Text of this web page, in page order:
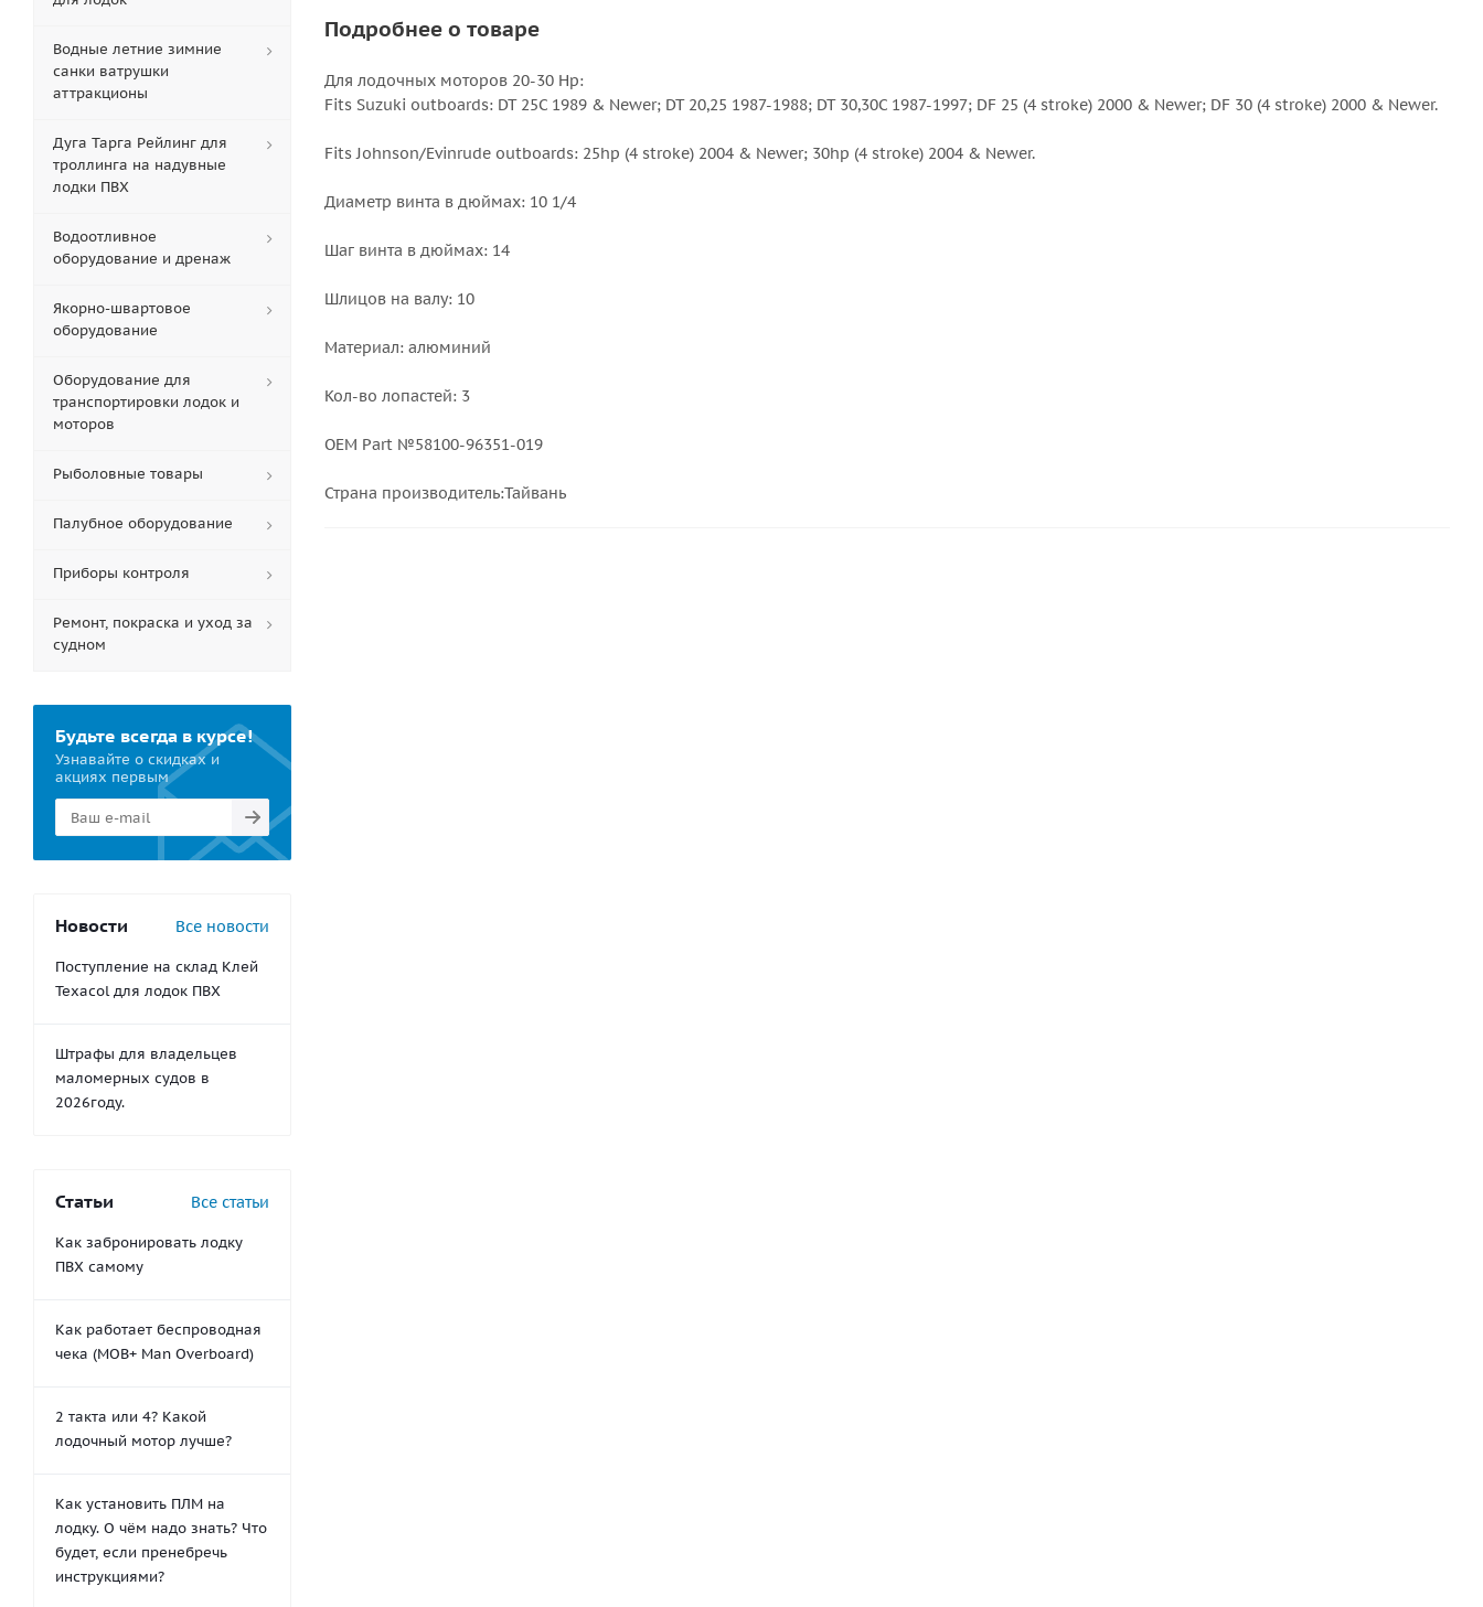
Подробнее о товаре
Для лодочных моторов 20-30 Hp:
Fits Suzuki outboards: DT 25C 1989 & Newer; DT 20,25 1987-1988; DT 30,30C 1987-1997; DF 25 (4 stroke) 2000 & Newer; DF 30 (4 stroke) 2000 & Newer.
Fits Johnson/Evinrude outboards: 25hp (4 stroke) 2004 & Newer; 30hp (4 stroke) 2004 & Newer.
Диаметр винта в дюймах: 10 1/4
Шаг винта в дюймах: 14
Шлицов на валу: 10
Материал: алюминий
Кол-во лопастей: 3
OEM Part №58100-96351-019
Страна производитель:Тайвань
Водные летние зимние
санки ватрушки
аттракционы
Дуга Тарга Рейлинг для
троллинга на надувные
лодки ПВХ
Водоотливное
оборудование и дренаж
Якорно-швартовое
оборудование
Оборудование для
транспортировки лодок и
моторов
Рыболовные товары
Палубное оборудование
Приборы контроля
Ремонт, покраска и уход за
судном
Будьте всегда в курсе!
Узнавайте о скидках и
акциях первым
Новости Все новости
Поступление на склад Клей
Texacol для лодок ПВХ
Штрафы для владельцев
маломерных судов в
2026году.
Статьи Все статьи
Как забронировать лодку
ПВХ самому
Как работает беспроводная
чека (MOB+ Man Overboard)
2 такта или 4? Какой
лодочный мотор лучше?
Как установить ПЛМ на
лодку. О чём надо знать? Что
будет, если пренебречь
инструкциями?